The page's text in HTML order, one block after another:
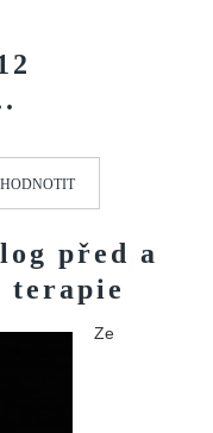
před a
terapie
Ze